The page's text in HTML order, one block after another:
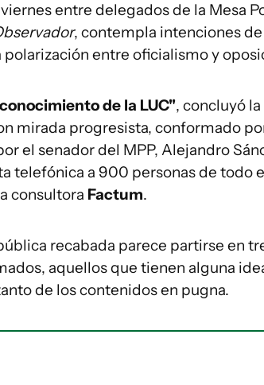
entre delegados de la Mesa
, contempla intenciones
entre oficialismo y
de la LUC", concluyó
mirada progresista, conformado
el senador del MPP, Alejandro
telefónica a 900 personas de todo
consultora Factum.
recabada parece partirse en
aquellos que tienen alguna
de los contenidos en pugna.